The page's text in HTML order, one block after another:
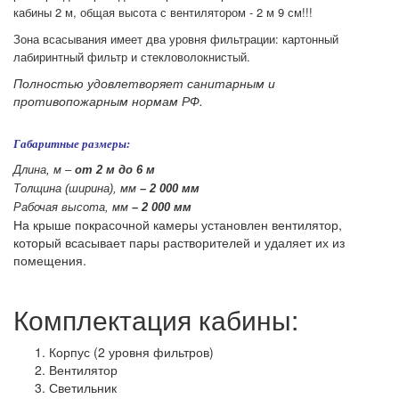
кабины 2 м, общая высота с вентилятором - 2 м 9 см!!!
Зона всасывания имеет два уровня фильтрации: картонный
лабиринтный фильтр и стекловолокнистый.
Полностью удовлетворяет санитарным и
противопожарным нормам РФ.
Габаритные размеры:
Длина, м – от 2 м до 6 м
Толщина (ширина), мм – 2 000 мм
Рабочая высота, мм – 2 000 мм
На крыше покрасочной камеры установлен вентилятор,
который всасывает пары растворителей и удаляет их из
помещения.
Комплектация кабины:
Корпус (2 уровня фильтров)
Вентилятор
Светильник